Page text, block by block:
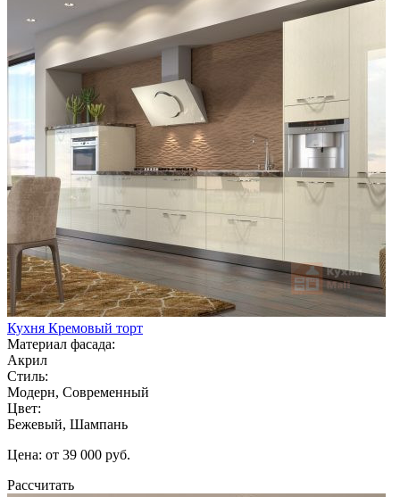
Кухня Кремовый торт
Материал фасада:
Акрил
Стиль:
Модерн, Современный
Цвет:
Бежевый, Шампань
Цена: от 39 000 руб.
Рассчитать